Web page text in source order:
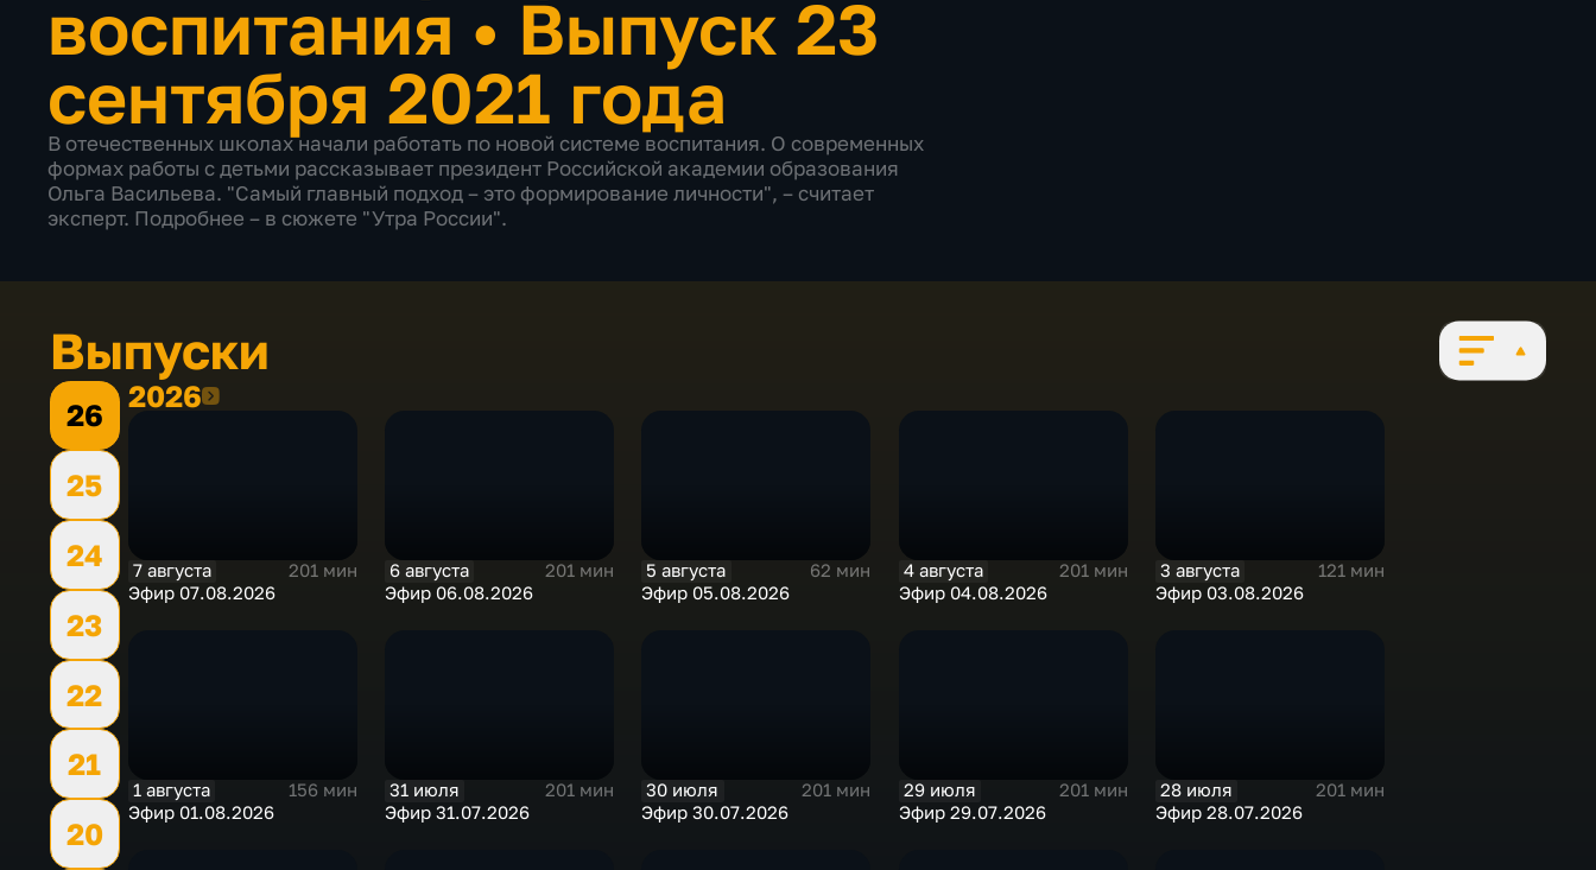
воспитания • Выпуск 23
сентября 2021 года
В отечественных школах начали работать по новой системе воспитания. О современных
формах работы с детьми рассказывает президент Российской академии образования
Ольга Васильева. "Самый главный подход – это формирование личности", – считает
эксперт. Подробнее – в сюжете "Утра России".
Выпуски
26
25
24
23
22
21
20
20262026
7 августа
201 мин
Эфир 07.08.2026
6 августа
201 мин
Эфир 06.08.2026
5 августа
62 мин
Эфир 05.08.2026
4 августа
201 мин
Эфир 04.08.2026
3 августа
121 мин
Эфир 03.08.2026
1 августа
156 мин
Эфир 01.08.2026
31 июля
201 мин
Эфир 31.07.2026
30 июля
201 мин
Эфир 30.07.2026
29 июля
201 мин
Эфир 29.07.2026
28 июля
201 мин
Эфир 28.07.2026